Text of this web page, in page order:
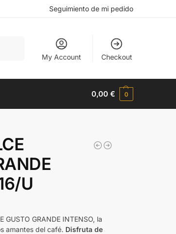
Seguimiento de mi pedido
My Account Checkout
0,00€ 0
U
GUSTO GRANDE INTENSO, la
amantes del café. Disfruta de